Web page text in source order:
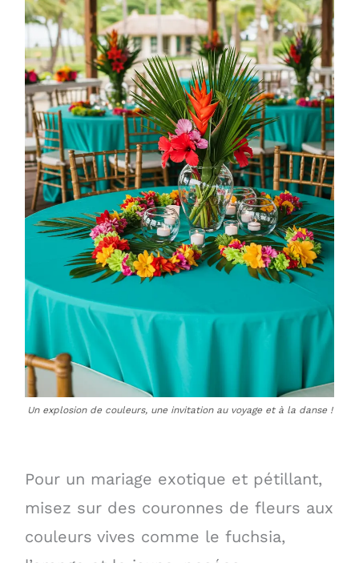
Un explosion de couleurs, une invitation au voyage et à la danse !
Pour un mariage exotique et pétillant,
misez sur des couronnes de fleurs aux
couleurs vives comme le fuchsia,